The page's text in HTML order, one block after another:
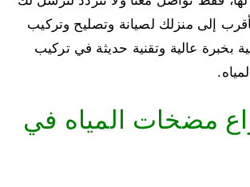
إلى منزلك لصيانة وتصليح وتركيب
بخبرة عالية وتقنية حديثة في تركيب
مضخات المياه في